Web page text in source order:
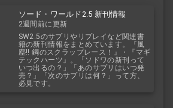
ソード・ワールド2.5 新刊情報
2週間前に更新
SW2.5のサプリやリプレイなど関連書
籍の新刊情報をまとめています。『風
塵!! 鋼のスクラップレース！』・『マギ
テックハーツ』。「ソドワの新刊って
いつ出るの？」「あのサプリはいつ発
売？」「次のサプリは何？」って方、
必見です。